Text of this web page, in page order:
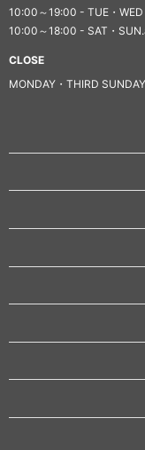
10:00～19:00 - TUE・WED
10:00～18:00 - SAT・
CLOSE
MONDAY・THIRD SUNDAY